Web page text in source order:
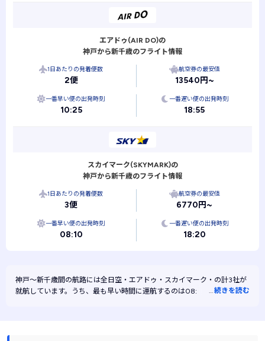
エアドゥ(AIR DO)の
神戸から新千歳のフライト情報
1日あたりの発着便数
2便
航空券の最安値
13540円~
一番早い便の出発時刻
10:25
一番遅い便の出発時刻
18:55
スカイマーク(SKYMARK)の
神戸から新千歳のフライト情報
1日あたりの発着便数
3便
航空券の最安値
6770円~
一番早い便の出発時刻
08:10
一番遅い便の出発時刻
18:20
神戸～新千歳間の航路には全日空・ エアドゥ・ スカイマーク・ の計3社が
就航しています。うち、最も早い時間に運航するのは08:10、最も遅い時
…続きを読む